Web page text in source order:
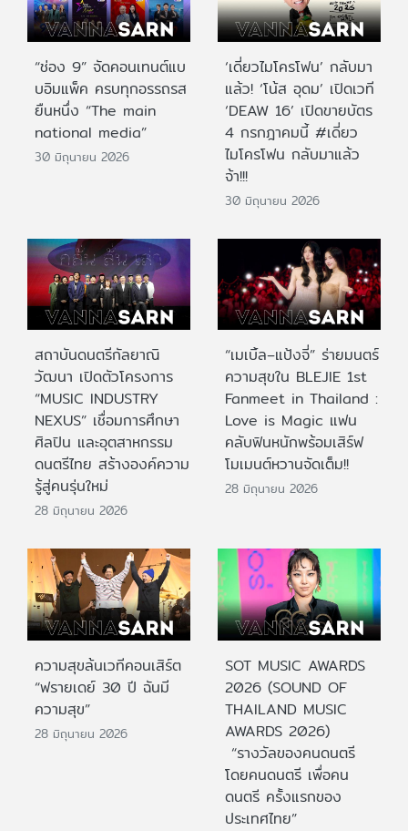
“ช่อง 9” จัดคอนเทนต์แบ
บอิมแพ็ค ครบทุกอรรถรส
ยืนหนึ่ง “The main
national media”
30 มิถุนายน 2026
‘เดี่ยวไมโครโฟน’ กลับมา
แล้ว! ‘โน้ส อุดม’ เปิดเวที
‘DEAW 16’ เปิดขายบัตร
4 กรกฎาคมนี้ #เดี่ยว
ไมโครโฟน กลับมาแล้ว
จ้า!!!
30 มิถุนายน 2026
สถาบันดนตรีกัลยาณิ
วัฒนา เปิดตัวโครงการ
“MUSIC INDUSTRY
NEXUS” เชื่อมการศึกษา
ศิลปิน และอุตสาหกรรม
ดนตรีไทย สร้างองค์ความ
รู้สู่คนรุ่นใหม่
28 มิถุนายน 2026
“เมเบิ้ล–แป้งจี่” ร่ายมนตร์
ความสุขใน BLEJIE 1st
Fanmeet in Thailand :
Love is Magic แฟน
คลับฟินหนักพร้อมเสิร์ฟ
โมเมนต์หวานจัดเต็ม!!
28 มิถุนายน 2026
ความสุขล้นเวทีคอนเสิร์ต
“ฟรายเดย์ 30 ปี ฉันมี
ความสุข”
28 มิถุนายน 2026
SOT MUSIC AWARDS
2026 (SOUND OF
THAILAND MUSIC
AWARDS 2026)
“รางวัลของคนดนตรี
โดยคนดนตรี เพื่อคน
ดนตรี ครั้งแรกของ
ประเทศไทย”